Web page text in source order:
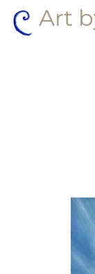
Art